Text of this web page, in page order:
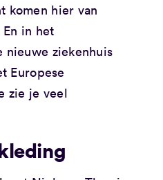
komen hier van
in het
nieuwe ziekenhuis
Europese
zie je veel